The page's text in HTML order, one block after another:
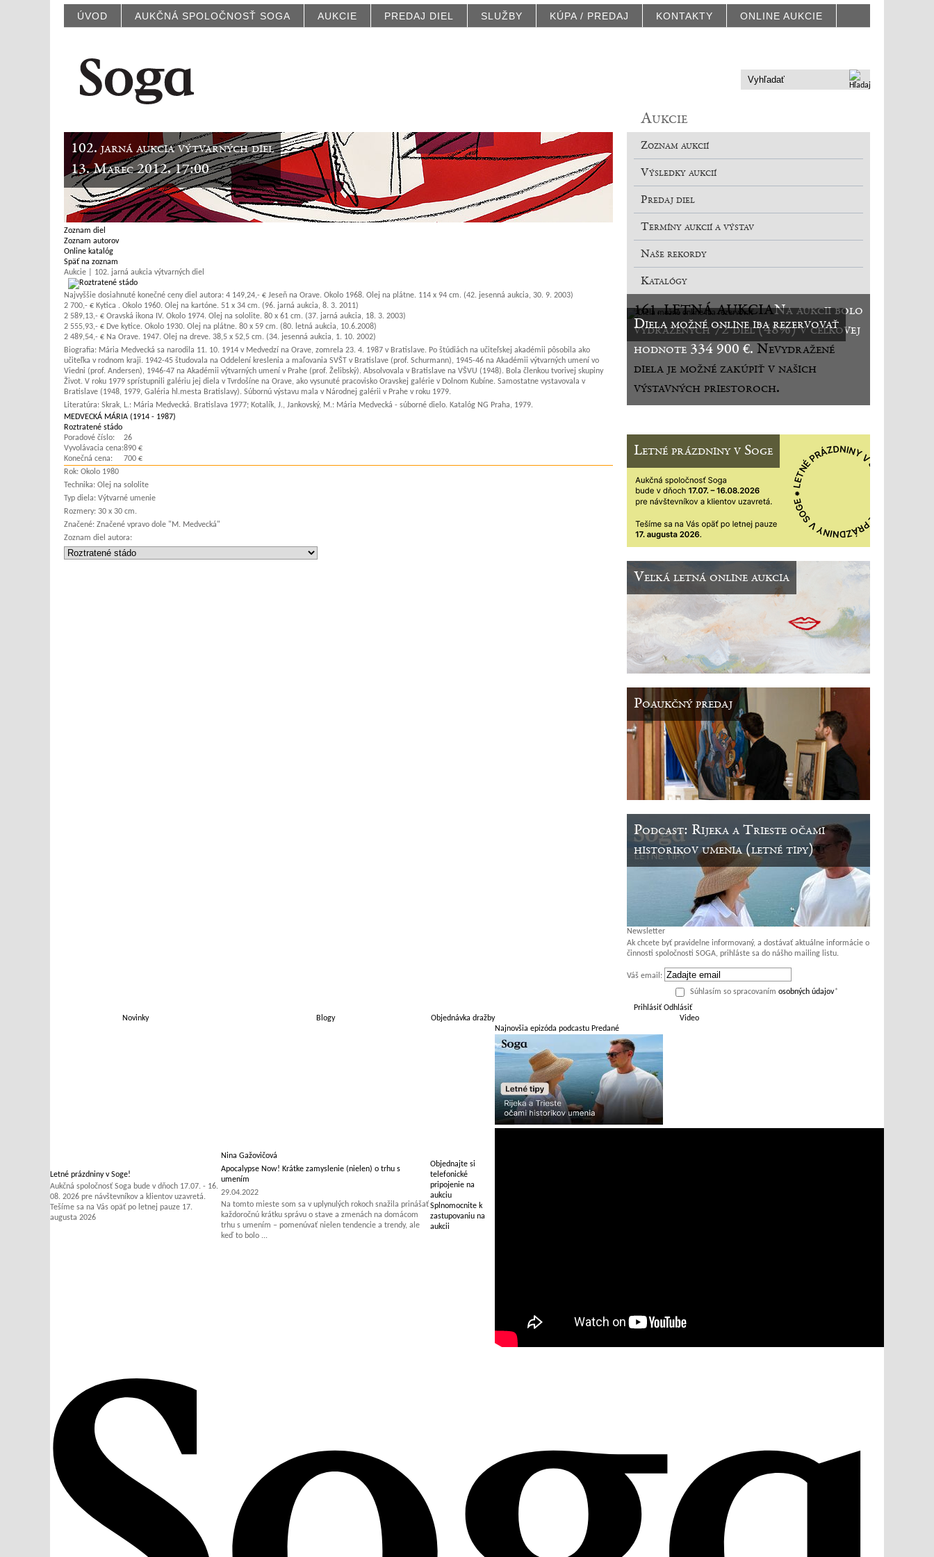
ÚVOD AUKČNÁ SPOLOČNOSŤ SOGA AUKCIE PREDAJ DIEL SLUŽBY KÚPA / PREDAJ KONTAKTY ONLINE AUKCIE
102. jarná aukcia výtvarných diel
13. Marec 2012, 17:00
Zoznam diel
Zoznam autorov
Online katalóg
Späť na zoznam
Aukcie | 102. jarná aukcia výtvarných diel
Najvyššie dosiahnuté konečné ceny diel autora: 4 149,24,- € Jeseň na Orave. Okolo 1968. Olej na plátne. 114 x 94 cm. (42. jesenná aukcia, 30. 9. 2003)
2 700,- € Kytica . Okolo 1960. Olej na kartóne. 51 x 34 cm. (96. jarná aukcia, 8. 3. 2011)
2 589,13,- € Oravská ikona IV. Okolo 1974. Olej na sololite. 80 x 61 cm. (37. jarná aukcia, 18. 3. 2003)
2 555,93,- € Dve kytice. Okolo 1930. Olej na plátne. 80 x 59 cm. (80. letná aukcia, 10.6.2008)
2 489,54,- € Na Orave. 1947. Olej na dreve. 38,5 x 52,5 cm. (34. jesenná aukcia, 1. 10. 2002)
Biografia: Mária Medvecká sa narodila 11. 10. 1914 v Medvedzí na Orave, zomrela 23. 4. 1987 v Bratislave. Po štúdiách na učiteľskej akadémii pôsobila ako
učiteľka v rodnom kraji. 1942-45 študovala na Oddelení kreslenia a maľovania SVŠT v Bratislave (prof. Schurmann), 1945-46 na Akadémii výtvarných umení vo
Viedni (prof. Andersen), 1946-47 na Akadémii výtvarných umení v Prahe (prof. Želibský). Absolvovala v Bratislave na VŠVU (1948). Bola členkou tvorivej skupiny
Život. V roku 1979 sprístupnili galériu jej diela v Tvrdošíne na Orave, ako vysunuté pracovisko Oravskej galérie v Dolnom Kubíne. Samostatne vystavovala v
Bratislave (1948, 1979, Galéria hl.mesta Bratislavy). Súbornú výstavu mala v Národnej galérii v Prahe v roku 1979.
Literatúra: Skrak, L.: Mária Medvecká. Bratislava 1977; Kotalík, J., Jankovský, M.: Mária Medvecká - súborné dielo. Katalóg NG Praha, 1979.
MEDVECKÁ MÁRIA (1914 - 1987)
Roztratené stádo
Poradové číslo:
26
Vyvolávacia cena:890 €
Konečná cena:
700 €
Rok: Okolo 1980
Technika: Olej na sololite
Typ diela: Výtvarné umenie
Rozmery: 30 x 30 cm.
Značené: Značené vpravo dole "M. Medvecká"
Zoznam diel autora:
Aukcie
Zoznam aukcií
Výsledky aukcií
Predaj diel
Termíny aukcií a výstav
Naše rekordy
Katalógy
161. LETNÁ AUKCIANa aukcii bolo
vydražených 72 diel (48%) v celkovej
hodnote 334 900 €.Nevydražené
diela je možné zakúpiť v našich
výstavných priestoroch.
Diela možné online iba rezervovať
Letné prázdniny v Soge
Veľká letná online aukcia
Poaukčný predaj
Podcast: Rijeka a Trieste očami
historikov umenia (letné tipy)
Newsletter
Ak chcete byť pravidelne informovaný, a dostávať aktuálne informácie o
činnosti spoločnosti SOGA, prihláste sa do nášho mailing listu.
Váš email:
Súhlasím so spracovaním osobných údajov*
Prihlásiť Odhlásiť
Novinky
Blogy Objednávka dražby Video
Letné prázdniny v Soge!
Aukčná spoločnosť Soga bude v dňoch 17.07. - 16.
08. 2026 pre návštevníkov a klientov uzavretá.
Tešíme sa na Vás opäť po letnej pauze 17.
augusta 2026
Nina Gažovičová
Apocalypse Now! Krátke zamyslenie (nielen) o trhu s
umením
29.04.2022
Na tomto mieste som sa v uplynulých rokoch snažila prinášať
každoročnú krátku správu o stave a zmenách na domácom
trhu s umením – pomenúvať nielen tendencie a trendy, ale
keď to bolo ...
Objednajte si
telefonické
pripojenie na
aukciu
Splnomocnite k
zastupovaniu na
aukcii
Najnovšia epizóda podcastu Predané